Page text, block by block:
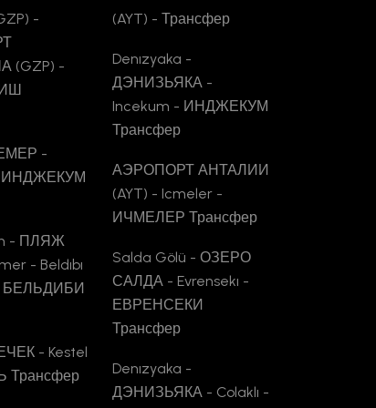
-
(GZP) -
-
ИНДЖЕКУМ
- ПЛЯЖ
- Beldıbı
БЕЛЬДИБИ
- Kestel
Трансфер
(AYT) - Трансфер
Denızyaka -
ДЭНИЗЬЯКА -
Incekum - ИНДЖЕКУМ
Трансфер
АЭРОПОРТ АНТАЛИИ
(AYT) - Icmeler -
ИЧМЕЛЕР Трансфер
Salda Gölü - ОЗЕРО
САЛДА - Evrensekı -
ЕВРЕНСЕКИ
Трансфер
Denızyaka -
ДЭНИЗЬЯКА - Colaklı -